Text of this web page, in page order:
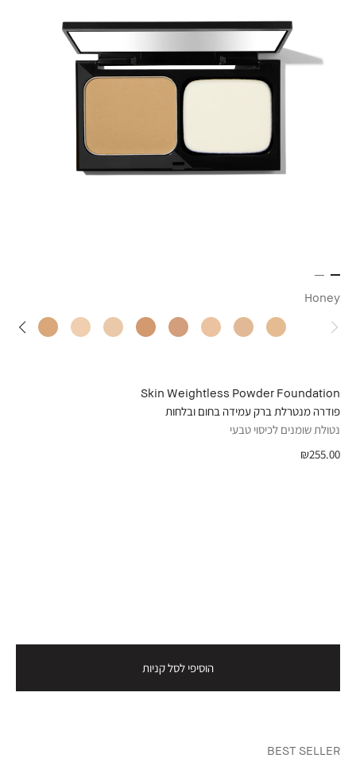
Honey
Skin Weightless Powder Foundation
פודרה מנטרלת ברק עמידה בחום ובלחות
נטולת שומנים לכיסוי טבעי
₪255.00
הוסיפי לסל קניות
BEST SELLER